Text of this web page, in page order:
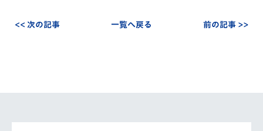
<< 次の記事 一覧へ戻る 前の記事 >>